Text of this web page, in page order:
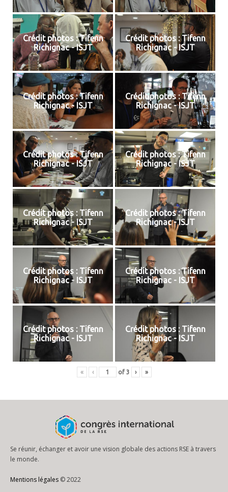
Crédit photos : Tifenn
Richignac - ISJT
Crédit photos : Tifenn
Richignac - ISJT
Crédit photos : Tifenn
Richignac - ISJT
Crédit photos : Tifenn
Richignac - ISJT
Crédit photos : Tifenn
Richignac - ISJT
Crédit photos : Tifenn
Richignac - ISJT
Crédit photos : Tifenn
Richignac - ISJT
Crédit photos : Tifenn
Richignac - ISJT
Crédit photos : Tifenn
Richignac - ISJT
Crédit photos : Tifenn
Richignac - ISJT
Crédit photos : Tifenn
Richignac - ISJT
Crédit photos : Tifenn
Richignac - ISJT
« ‹ of 3 › »
Se réunir, échanger et avoir une vision globale des actions RSE à travers
le monde.
Mentions légales © 2022